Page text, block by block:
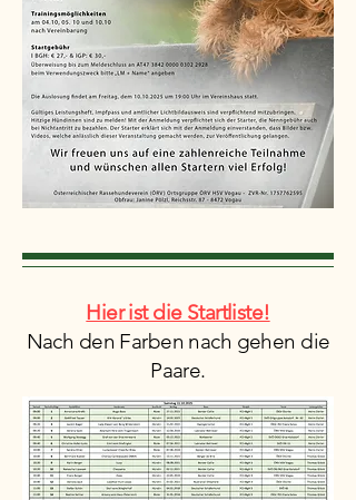
Hier ist die Startliste!
Nach den Farben nach gehen die
Paare.